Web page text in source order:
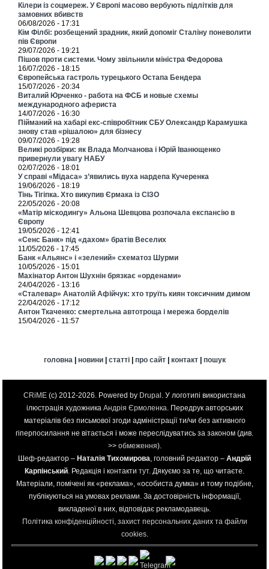
Кілери із соцмереж. У Європі масово вербують підлітків для
замовних вбивств
06/08/2026 - 17:31
Кім Філбі: розбещений зрадник, який допоміг Сталіну поневолити
пів Європи
29/07/2026 - 19:21
Пішов проти системи. Чому звільнили міністра Федорова
16/07/2026 - 18:15
Європейська гастроль турецького Остапа Бендера
15/07/2026 - 20:34
Виталий Юрченко - работа на ФСБ и новые схемы
международного афериста
14/07/2026 - 16:30
Пійманий на хабарі екс-співробітник СБУ Олександр Карамушка
знову став «рішалою» для бізнесу
09/07/2026 - 19:28
Великі розбірки: як Влада Молчанова і Юрій Іванющенко
привернули увагу НАБУ
02/07/2026 - 18:01
У справі «Мідаса» з’явились вуха нардепа Кучеренка
19/06/2026 - 18:19
Тінь Тігіпка. Хто викупив Єрмака із СІЗО
22/05/2026 - 20:08
«Матір міскодингу» Альона Шевцова розпочала експансію в
Європу
19/05/2026 - 12:41
«Сенс Банк» під «дахом» братів Веселих
11/05/2026 - 17:45
Банк «Альянс» і «зелений» схематоз Шурми
10/05/2026 - 15:01
Махінатор Антон Шухнін брязкає «орденами»
24/04/2026 - 13:16
«Сталевар» Анатолій Афійчук: хто труїть киян токсичним димом
22/04/2026 - 17:12
Антон Ткаченко: смертельна автотроща і мережа борделів
15/04/2026 - 11:57
головна | новини| статті| про сайт| контакт| пошук
CRiME (c) 2012-2026. Powered by Drupal . У логотипі використана
ілюстрація художника Андрія Єрмоленка . Передрук авторських
матеріалів без письмової згоди адміністрації ти/чи без активного
гіперпосилання не вітається і може переслідуватись за законом (див.
>> обмеження).
Шеф-редактор – Наталія Тихомирова , головний редактор – Андрій
Карпінський . Редакція і контакти тут. Дякуємо за те, що читаєте.
Матеріали, помічені як «реклама», «особиста думка» и тому подібне,
публікуються на умовах реклами. За достовірність інформації,
викладеної в них, відповідає рекламодавець.
Політика конфіденційності, захист персональних даних та файли
cookies.